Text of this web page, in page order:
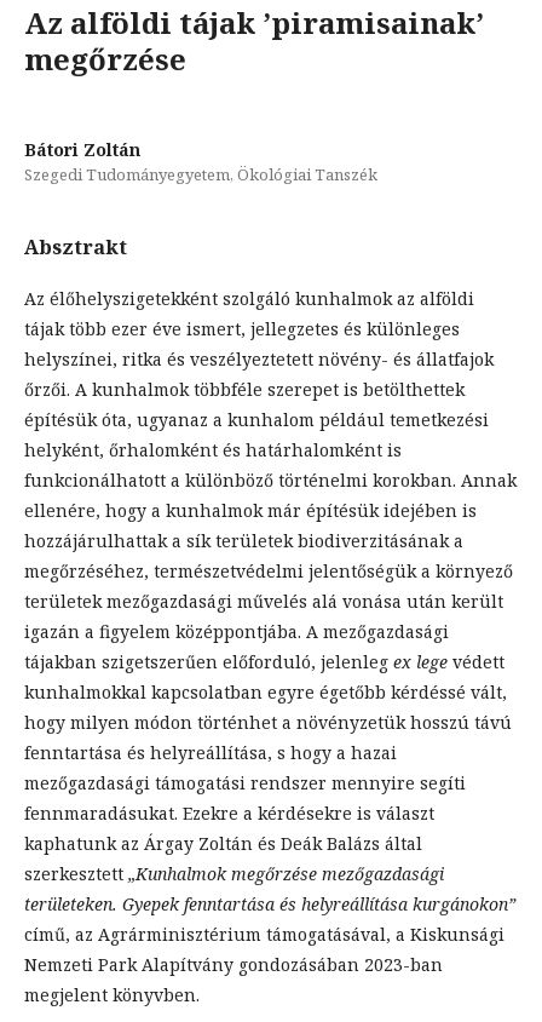
Az alföldi tájak ’piramisainak’
megőrzése
Bátori Zoltán
Szegedi Tudományegyetem, Ökológiai Tanszék
Absztrakt
Az élőhelyszigetekként szolgáló kunhalmok az alföldi
tájak több ezer éve ismert, jellegzetes és különleges
helyszínei, ritka és veszélyeztetett növény- és állatfajok
őrzői. A kunhalmok többféle szerepet is betölthettek
építésük óta, ugyanaz a kunhalom például temetkezési
helyként, őrhalomként és határhalomként is
funkcionálhatott a különböző történelmi korokban. Annak
ellenére, hogy a kunhalmok már építésük idejében is
hozzájárulhattak a sík területek biodiverzitásának a
megőrzéséhez, természetvédelmi jelentőségük a környező
területek mezőgazdasági művelés alá vonása után került
igazán a figyelem középpontjába. A mezőgazdasági
tájakban szigetszerűen előforduló, jelenleg ex lege védett
kunhalmokkal kapcsolatban egyre égetőbb kérdéssé vált,
hogy milyen módon történhet a növényzetük hosszú távú
fenntartása és helyreállítása, s hogy a hazai
mezőgazdasági támogatási rendszer mennyire segíti
fennmaradásukat. Ezekre a kérdésekre is választ
kaphatunk az Árgay Zoltán és Deák Balázs által
szerkesztett „Kunhalmok megőrzése mezőgazdasági
területeken. Gyepek fenntartása és helyreállítása kurgánokon”
című, az Agrárminisztérium támogatásával, a Kiskunsági
Nemzeti Park Alapítvány gondozásában 2023-ban
megjelent könyvben.